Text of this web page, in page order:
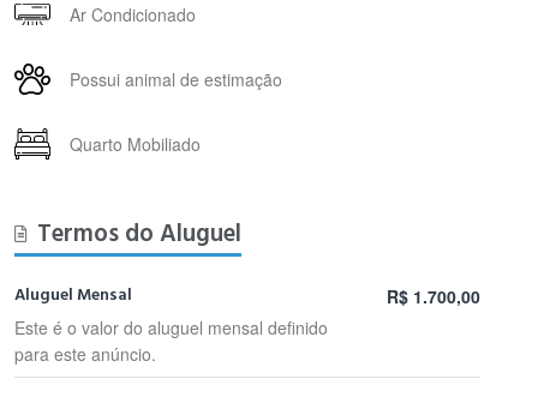
Ar Condicionado
Possui animal de estimação
Quarto Mobiliado
Termos do Aluguel
Aluguel Mensal
Este é o valor do aluguel mensal definido
para este anúncio.
R$ 1.700,00